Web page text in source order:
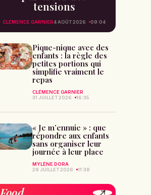
tensions
CLÉMENCE GARNIER4 AOÛT 2026 09:04
Pique-nique avec des
enfants : la règle des
petites portions qui
simplifie vraiment le
repas
CLÉMENCE GARNIER
31 JUILLET 2026
16:35
« Je m’ennuie » : que
répondre aux enfants
sans organiser leur
journée à leur place
MYLÈNE DORA
29 JUILLET 2026
11:38